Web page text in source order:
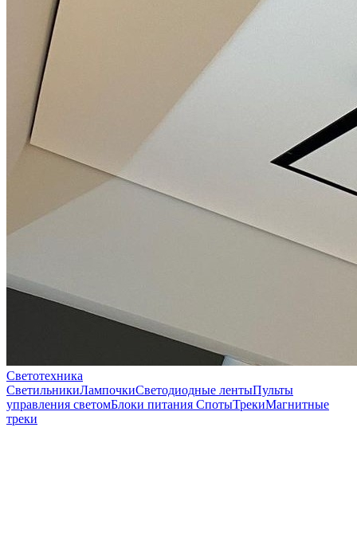
Светотехника
СветильникиЛампочкиСветодиодные лентыПульты
управления светомБлоки питания СпотыТрекиМагнитные
треки